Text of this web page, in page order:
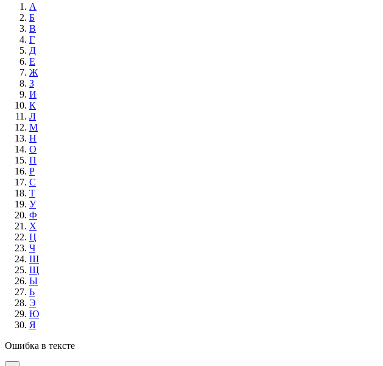
А
Б
В
Г
Д
Е
Ж
З
И
К
Л
М
Н
О
П
Р
С
Т
У
Ф
Х
Ц
Ч
Ш
Щ
Ы
Ь
Э
Ю
Я
Ошибка в тексте